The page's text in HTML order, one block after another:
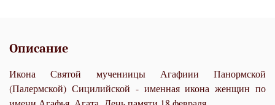
Описание
Икона Святой мучениицы Агафиии Панормской
(Палермской) Сицилийской - именная икона женщин по